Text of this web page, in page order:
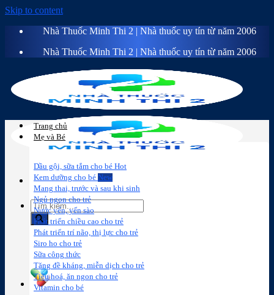
Skip to content
Nhà Thuốc Minh Thi 2 | Nhà thuốc uy tín từ năm 2006
Nhà Thuốc Minh Thi 2 | Nhà thuốc uy tín từ năm 2006
Sữa công
thức
Trang chủ
Mẹ và Bé
Dầu gội, sữa tắm cho bé
Kem dưỡng cho bé
Mang thai, trước và sau khi sinh
Ngủ ngon cho trẻ
Nước yến, yến sào
Phát triển chiều cao cho trẻ
Phát triển trí não, thị lực cho trẻ
Siro ho cho trẻ
Sữa công thức
Tăng đề kháng, miễn dịch cho trẻ
Tiêu hoá, ăn ngon cho trẻ
Vitamin cho bé